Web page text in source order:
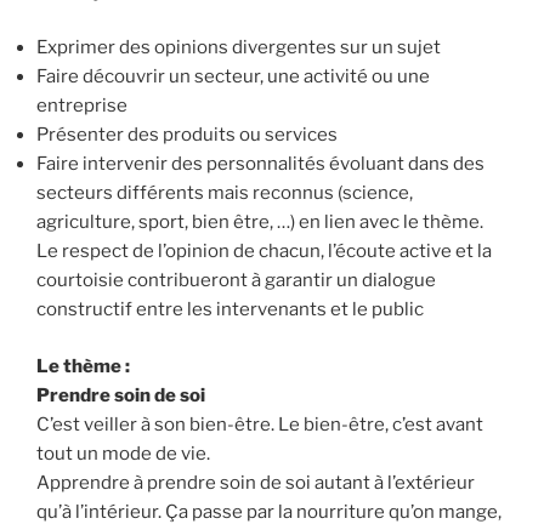
Exprimer des opinions divergentes sur un sujet
Faire découvrir un secteur, une activité ou une
entreprise
Présenter des produits ou services
Faire intervenir des personnalités évoluant dans des
secteurs différents mais reconnus (science,
agriculture, sport, bien être, …) en lien avec le thème.
Le respect de l’opinion de chacun, l’écoute active et la
courtoisie contribueront à garantir un dialogue
constructif entre les intervenants et le public
Le thème :
Prendre soin de soi
C’est veiller à son bien-être. Le bien-être, c’est avant
tout un mode de vie.
Apprendre à prendre soin de soi autant à l’extérieur
qu’à l’intérieur. Ça passe par la nourriture qu’on mange,